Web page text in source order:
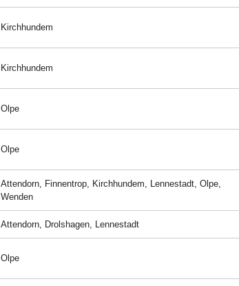
Kirchhundem
Kirchhundem
Olpe
Olpe
Attendorn, Finnentrop, Kirchhundem, Lennestadt, Olpe,
Wenden
Attendorn, Drolshagen, Lennestadt
Olpe